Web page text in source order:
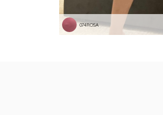
074ROSA